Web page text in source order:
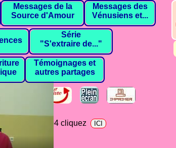
Messages de la
Source d'Amour
Messages des
Vénusiens et...
Série
"S'extraire de..."
Témoignages et
autres partages
en format mp4 cliquez